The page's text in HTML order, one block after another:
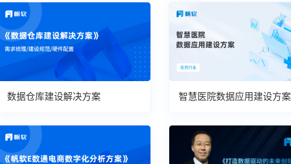
数据仓库建设解决方案 智慧医院数据应用建设方案